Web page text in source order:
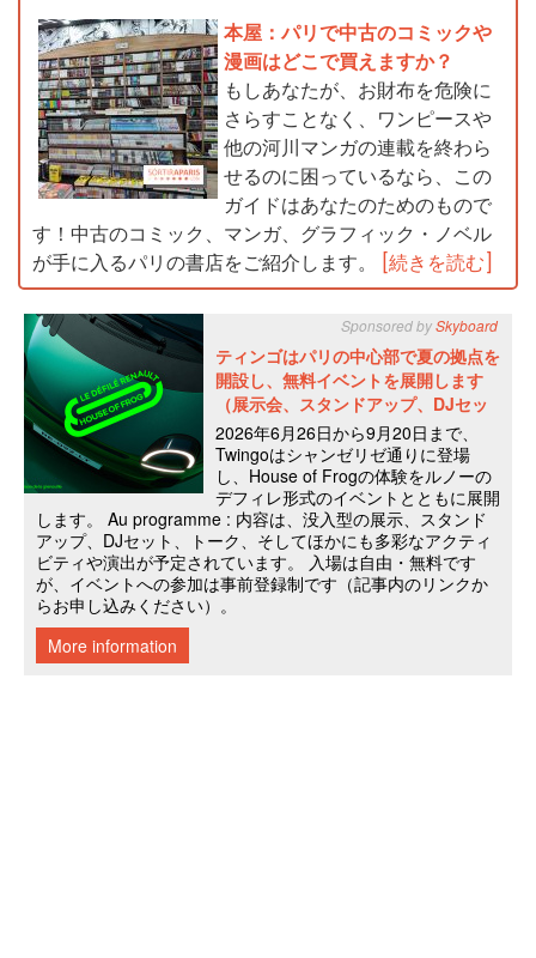
本屋：パリで中古のコミックや
漫画はどこで買えますか？
もしあなたが、お財布を危険に
さらすことなく、ワンピースや
他の河川マンガの連載を終わら
せるのに困っているなら、この
ガイドはあなたのためのもので
す！中古のコミック、マンガ、グラフィック・ノベル
が手に入るパリの書店をご紹介します。
[続きを読む]